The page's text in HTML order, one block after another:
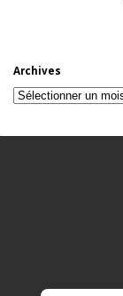
Archives
Archives